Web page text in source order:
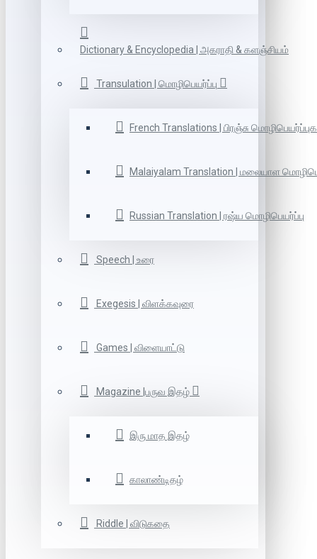
Dictionary & Encyclopedia | அகராதி & களஞ்சியம்
Transulation | மொழிபெயர்ப்பு
French Translations | பிரஞ்சு
Malaiyalam Translation | மலையாள
Russian Translation | ரஷ்ய மொழிபெயர்ப்பு
Speech | உரை
Exegesis | விளக்கவுரை
Games | விளையாட்டு
Magazine |பருவ இதழ்
இரு மாத இதழ்
காலாண்டிதழ்
Riddle | விடுகதை